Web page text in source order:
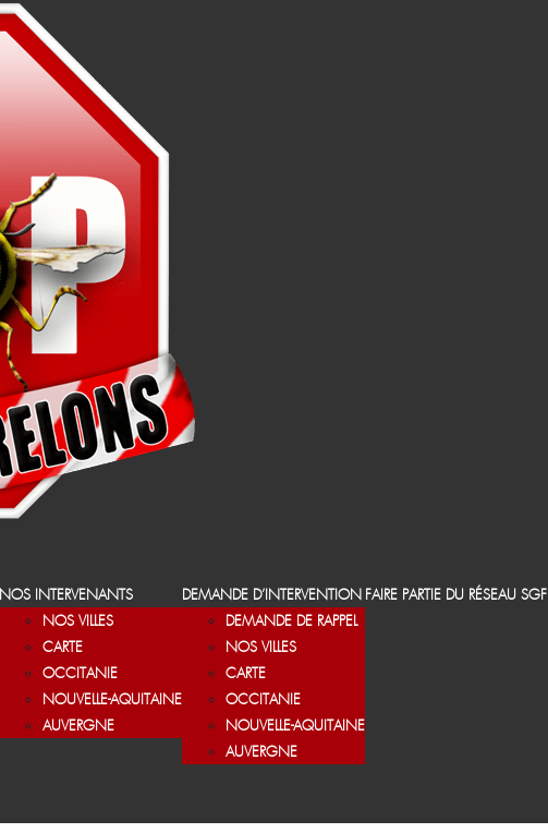
NOS INTERVENANTS
NOS VILLES
CARTE
OCCITANIE
NOUVELLE-AQUITAINE
AUVERGNE
DEMANDE D’INTERVENTION
DEMANDE DE RAPPEL
NOS VILLES
CARTE
OCCITANIE
NOUVELLE-AQUITAINE
AUVERGNE
FAIRE PARTIE DU RÉSEAU SGF